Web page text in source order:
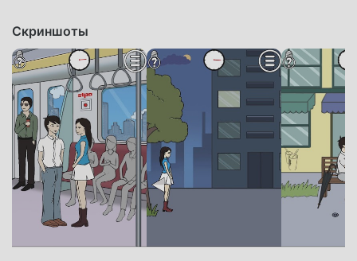
Скриншоты